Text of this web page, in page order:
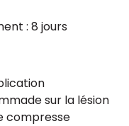
: 8 jours
sur la lésion
compresse